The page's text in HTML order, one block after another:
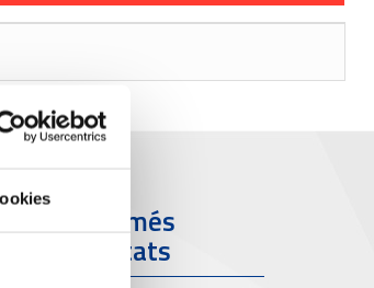
Els més
visitats